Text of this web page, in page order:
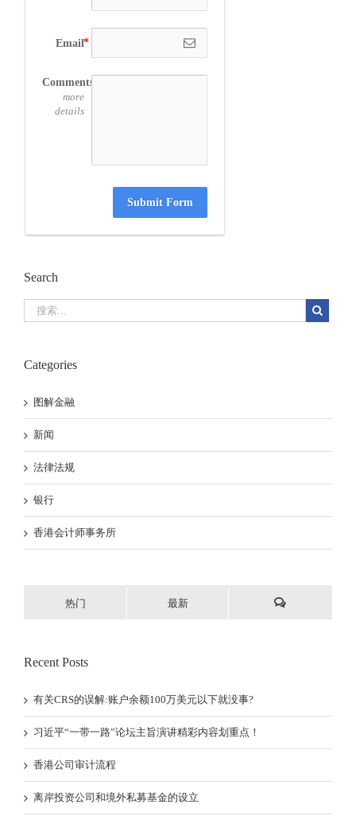
Email
Comments
more
details
Submit Form
Search
Categories
图解金融
新闻
法律法规
银行
香港会计师事务所
热门 最新
Recent Posts
有关CRS的误解:账户余额100万美元以下就没事?
习近平“一带一路”论坛主旨演讲精彩内容划重点！
香港公司审计流程
离岸投资公司和境外私募基金的设立